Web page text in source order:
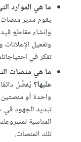
ما هي الموارد
يقوم مدير منصات
وإنشاء مقاطع
وتفعيل
تفكر في
ما هي منصات
عليها؟يُفضَّل
واحدة أو
تبديد الجهود
المناسبة
تلك المنصات.